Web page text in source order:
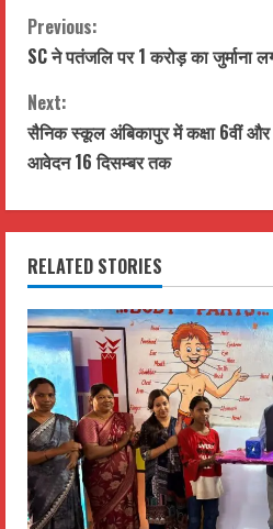
C
o
n
t
i
n
u
e
R
e
a
Previous:
SC ने पतंजलि पर 1 करोड़ का जुर्माना
Next:
सैनिक स्कूल अंबिकापुर में कक्षा 6वीं
आवेदन 16 दिसम्बर तक
RELATED STORIES